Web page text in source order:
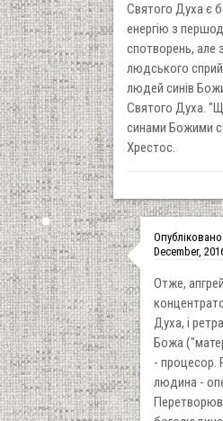
Святого Духа є
енергію з
спотворень, але
людського
людей синів
Святого Духа.
синами Божими
Хрестос.
Опубліковано
December,
Отже,
Духа, і
Божа
- процесор.
людина -